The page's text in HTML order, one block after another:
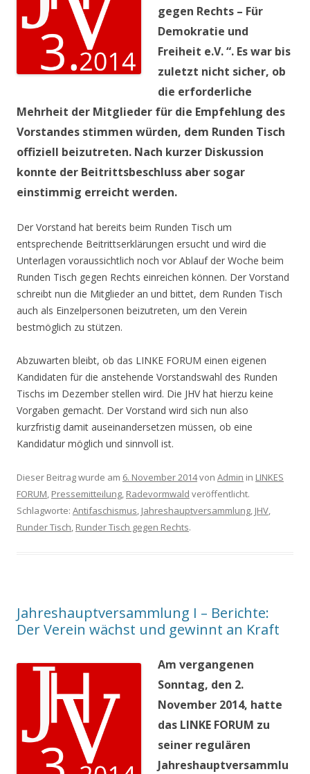
gegen Rechts – Für
Demokratie und
Freiheit e.V. “. Es war bis
zuletzt nicht sicher, ob
die erforderliche
Mehrheit der Mitglieder für die Empfehlung des
Vorstandes stimmen würden, dem Runden Tisch
offiziell beizutreten. Nach kurzer Diskussion
konnte der Beitrittsbeschluss aber sogar
einstimmig erreicht werden.
Der Vorstand hat bereits beim Runden Tisch um
entsprechende Beitrittserklärungen ersucht und wird die
Unterlagen voraussichtlich noch vor Ablauf der Woche beim
Runden Tisch gegen Rechts einreichen können. Der Vorstand
schreibt nun die Mitglieder an und bittet, dem Runden Tisch
auch als Einzelpersonen beizutreten, um den Verein
bestmöglich zu stützen.
Abzuwarten bleibt, ob das LINKE FORUM einen eigenen
Kandidaten für die anstehende Vorstandswahl des Runden
Tischs im Dezember stellen wird. Die JHV hat hierzu keine
Vorgaben gemacht. Der Vorstand wird sich nun also
kurzfristig damit auseinandersetzen müssen, ob eine
Kandidatur möglich und sinnvoll ist.
Dieser Beitrag wurde am 6. November 2014von Admin in LINKES
FORUM, Pressemitteilung, Radevormwald veröffentlicht.
Schlagworte: Antifaschismus, Jahreshauptversammlung, JHV,
Runder Tisch, Runder Tisch gegen Rechts.
Jahreshauptversammlung I – Berichte:
Der Verein wächst und gewinnt an Kraft
Am vergangenen
Sonntag, den 2.
November 2014, hatte
das LINKE FORUM zu
seiner regulären
Jahreshauptversammlu